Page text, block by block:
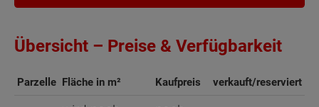
Übersicht – Preise & Verfügbarkeit
Parzelle Fläche in m² Kaufpreis verkauft/reserviert